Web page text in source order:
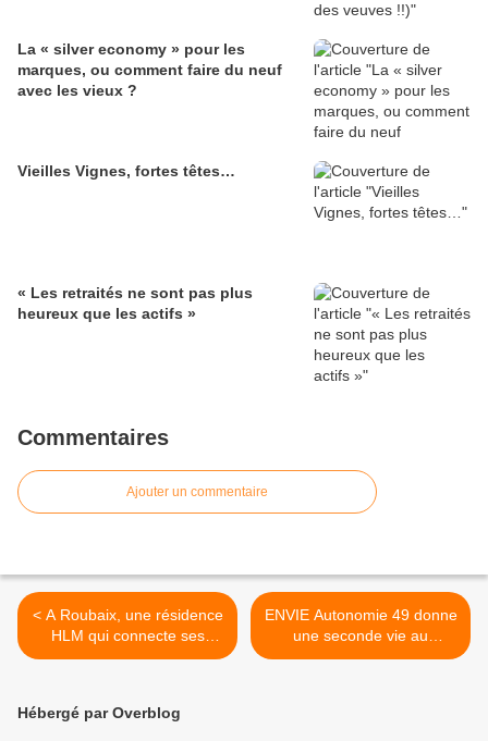
La « silver economy » pour les
marques, ou comment faire du neuf
avec les vieux ?
Vieilles Vignes, fortes têtes…
« Les retraités ne sont pas plus
heureux que les actifs »
Commentaires
Ajouter un commentaire
< A Roubaix, une résidence
HLM qui connecte ses
seniors avec Ôgénie -59-
ENVIE Autonomie 49 donne
une seconde vie au
matériel médical- Maine et
Hébergé par Overblog